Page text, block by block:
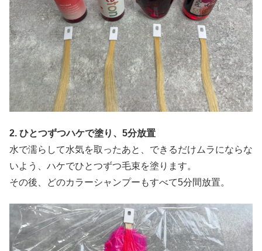
2. ひとつずつハケで塗り、5分放置
水で濡らして水気を取ったあと、できるだけムラにならな
いよう、ハケでひとつずつ毛束を塗ります。
その後、どのカラーシャンプーもすべて5分間放置。